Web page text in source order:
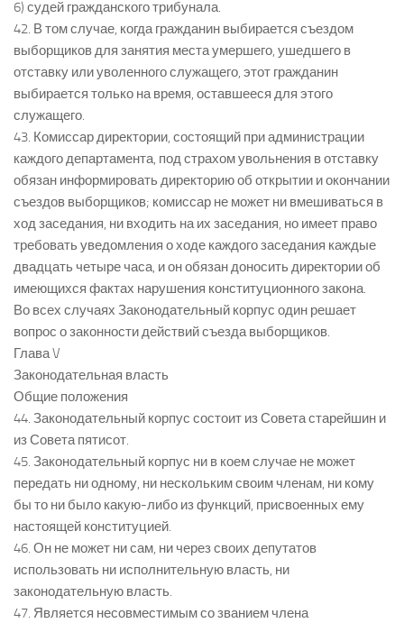
6) судей гражданского трибунала.
42. В том случае, когда гражданин выбирается съездом
выборщиков для занятия места умершего, ушедшего в
отставку или уволенного служащего, этот гражданин
выбирается только на время, оставшееся для этого
служащего.
43. Комиссар директории, состоящий при администрации
каждого департамента, под страхом увольнения в отставку
обязан информировать директорию об открытии и окончании
съездов выборщиков; комиссар не может ни вмешиваться в
ход заседания, ни входить на их заседания, но имеет право
требовать уведомления о ходе каждого заседания каждые
двадцать четыре часа, и он обязан доносить директории об
имеющихся фактах нарушения конституционного закона.
Во всех случаях Законодательный корпус один решает
вопрос о законности действий съезда выборщиков.
Глава V
Законодательная власть
Общие положения
44. Законодательный корпус состоит из Совета старейшин и
из Совета пятисот.
45. Законодательный корпус ни в коем случае не может
передать ни одному, ни нескольким своим членам, ни кому
бы то ни было какую-либо из функций, присвоенных ему
настоящей конституцией.
46. Он не может ни сам, ни через своих депутатов
использовать ни исполнительную власть, ни
законодательную власть.
47. Является несовместимым со званием члена